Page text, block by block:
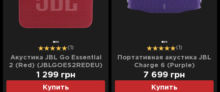
(1)
Акустика JBL Go Essential
2 (Red) (JBLGOES2REDEU)
Купить
1 299 грн
(1)
Портативная акустика JBL
Charge 6 (Purple)
Купить
7 699 грн